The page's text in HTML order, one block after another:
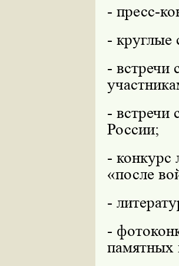
- пресс-
- круглые
- встречи
- встречи
России;
- конкурс
«после
-
-
памятных